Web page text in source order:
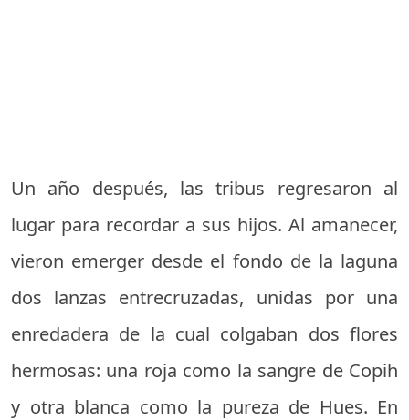
Un año después, las tribus regresaron al
lugar para recordar a sus hijos. Al amanecer,
vieron emerger desde el fondo de la laguna
dos lanzas entrecruzadas, unidas por una
enredadera de la cual colgaban dos flores
hermosas: una roja como la sangre de Copih
y otra blanca como la pureza de Hues. En